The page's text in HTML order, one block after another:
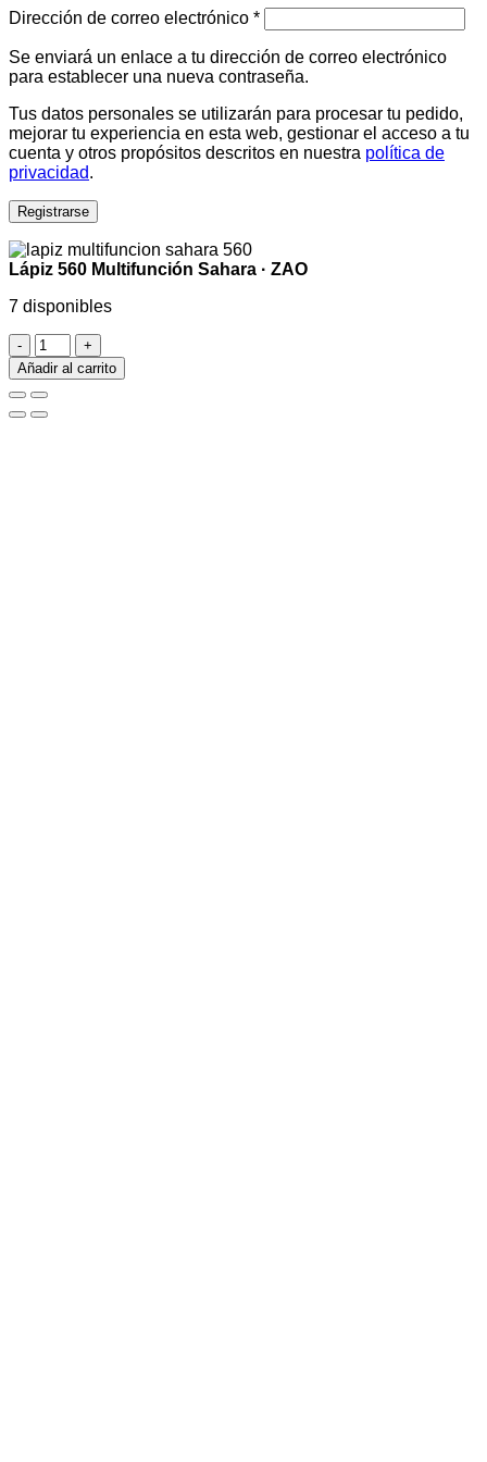
Dirección de correo electrónico *
Se enviará un enlace a tu dirección de correo electrónico
para establecer una nueva contraseña.
Tus datos personales se utilizarán para procesar tu pedido,
mejorar tu experiencia en esta web, gestionar el acceso a tu
cuenta y otros propósitos descritos en nuestra política de
privacidad.
Registrarse
Lápiz 560 Multifunción Sahara · ZAO
7 disponibles
Lápiz
560
Multifunción
Sahara
·
Añadir al carrito